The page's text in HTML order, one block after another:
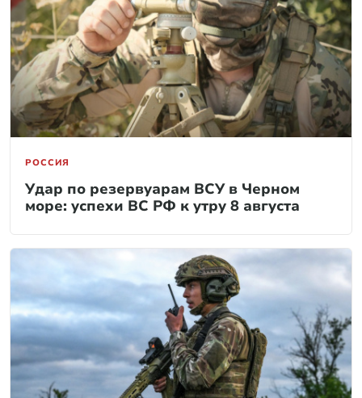
РОССИЯ
Удар по резервуарам ВСУ в Черном
море: успехи ВС РФ к утру 8 августа